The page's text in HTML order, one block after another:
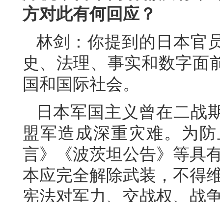
方对此有何回应？
林剑：你提到的日本官
史、法理、事实和数字面
国和国际社会。
日本军国主义曾在二战
盟军造成深重灾难。为
言》《波茨坦公告》等具
本应完全解除武装，不得
宪法对军力、交战权、战